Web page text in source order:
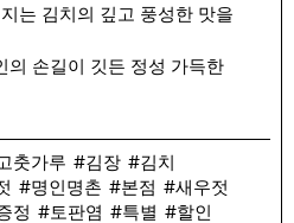
는 김치의 깊고 풍성한 맛을
의 손길이 깃든 정성 가득한
은 일년 중 이맘때만 만날 수
월)
젓, 추젓)각 2kg, 육젓 1kg/250g,
춧가루 김장
김치
명인명촌 본점
새우젓
정 토판염 특별
할인